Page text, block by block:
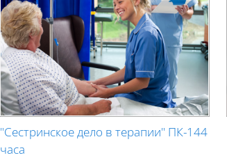
"Сестринское дело в терапии" ПК-144
часа